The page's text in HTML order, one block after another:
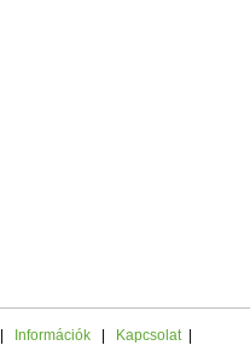
| Információk | Kapcsolat |